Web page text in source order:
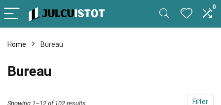
0
Home Bureau
Bureau
Filter
Showing 1–12 of 102 results